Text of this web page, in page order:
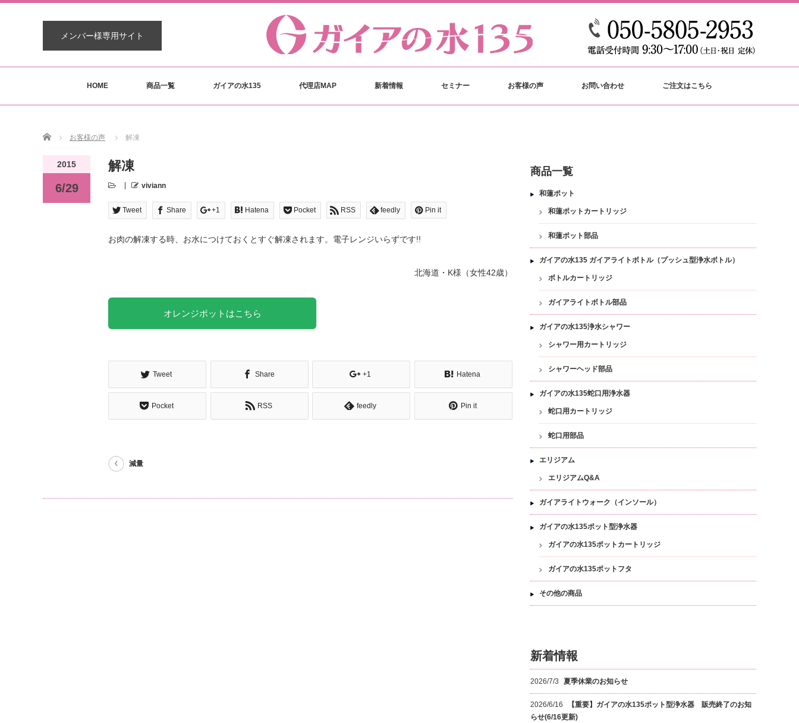
メンバー様専用サイト
HOME 商品一覧 ガイアの水135 代理店MAP 新着情報 セミナー お客様の声 お問い合わせ ご注文はこちら
Home お客様の声 解凍
2015
6/29
解凍
viviann
Tweet Share +1 Hatena Pocket RSS feedly Pin it
お肉の解凍する時、お水につけておくとすぐ解凍されます。電子レンジいらずです!!
北海道・K様（女性42歳）
オレンジポットはこちら
Tweet Share +1 Hatena
Pocket RSS feedly Pin it
減量
商品一覧
和蓮ポット
和蓮ポットカートリッジ
和蓮ポット部品
ガイアの水135 ガイアライトボトル（プッシュ型浄水ボトル）
ボトルカートリッジ
ガイアライトボトル部品
ガイアの水135浄水シャワー
シャワー用カートリッジ
シャワーヘッド部品
ガイアの水135蛇口用浄水器
蛇口用カートリッジ
蛇口用部品
エリジアム
エリジアムQ&A
ガイアライトウォーク（インソール）
ガイアの水135ポット型浄水器
ガイアの水135ポットカートリッジ
ガイアの水135ポットフタ
その他の商品
新着情報
2026/7/3 夏季休業のお知らせ
2026/6/16
【重要】ガイアの水135ポット型浄水器 販売終了のお知
らせ(6/16更新)